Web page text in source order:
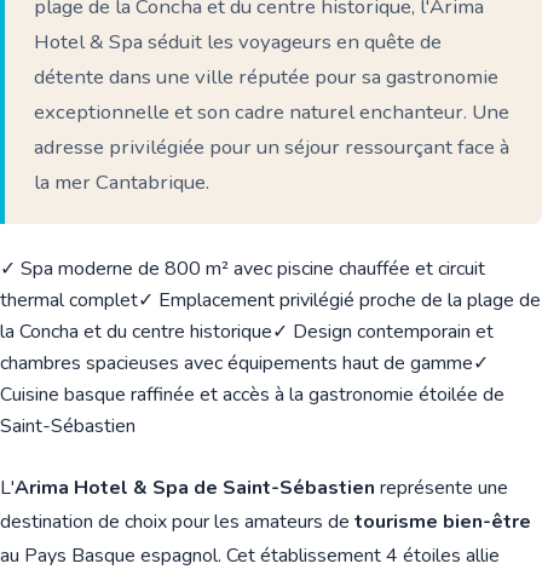
plage de la Concha et du centre historique, l'Arima
Hotel & Spa séduit les voyageurs en quête de
détente dans une ville réputée pour sa gastronomie
exceptionnelle et son cadre naturel enchanteur. Une
adresse privilégiée pour un séjour ressourçant face à
la mer Cantabrique.
✓ Spa moderne de 800 m² avec piscine chauffée et circuit
thermal complet✓ Emplacement privilégié proche de la plage de
la Concha et du centre historique✓ Design contemporain et
chambres spacieuses avec équipements haut de gamme✓
Cuisine basque raffinée et accès à la gastronomie étoilée de
Saint-Sébastien
L'Arima Hotel & Spa de Saint-Sébastien représente une
destination de choix pour les amateurs de tourisme bien-être
au Pays Basque espagnol. Cet établissement 4 étoiles allie